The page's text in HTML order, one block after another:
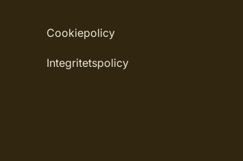
Cookiepolicy
Integritetspolicy